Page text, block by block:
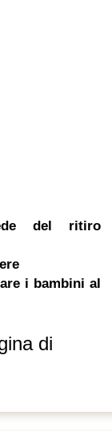
del ritiro
i bambini al
di